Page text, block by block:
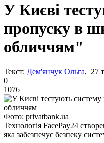
У Києві
пропуску в
обличчям"
Текст: Дем'янчук Ольга, 27
0
1076
Фото: privatbank.ua
Технологія FacePay24
яка забезпечує безпеку